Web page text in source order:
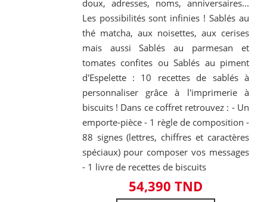
doux, adresses, noms, anniversaires...
Les possibilités sont infinies ! Sablés au
thé matcha, aux noisettes, aux cerises
mais aussi Sablés au parmesan et
tomates confites ou Sablés au piment
d'Espelette : 10 recettes de sablés à
personnaliser grâce à l'imprimerie à
biscuits ! Dans ce coffret retrouvez : - Un
emporte-pièce - 1 règle de composition -
88 signes (lettres, chiffres et caractères
spéciaux) pour composer vos messages
- 1 livre de recettes de biscuits
54,390 TND